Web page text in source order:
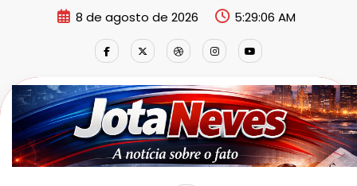
8 de agosto de 2026 5:29:07 AM